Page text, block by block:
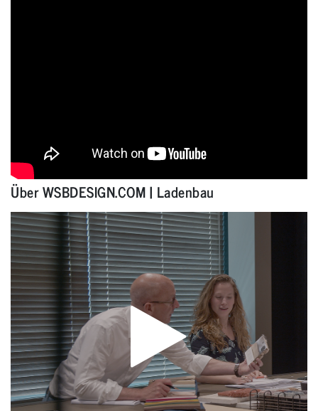
Über WSBDESIGN.COM | Ladenbau